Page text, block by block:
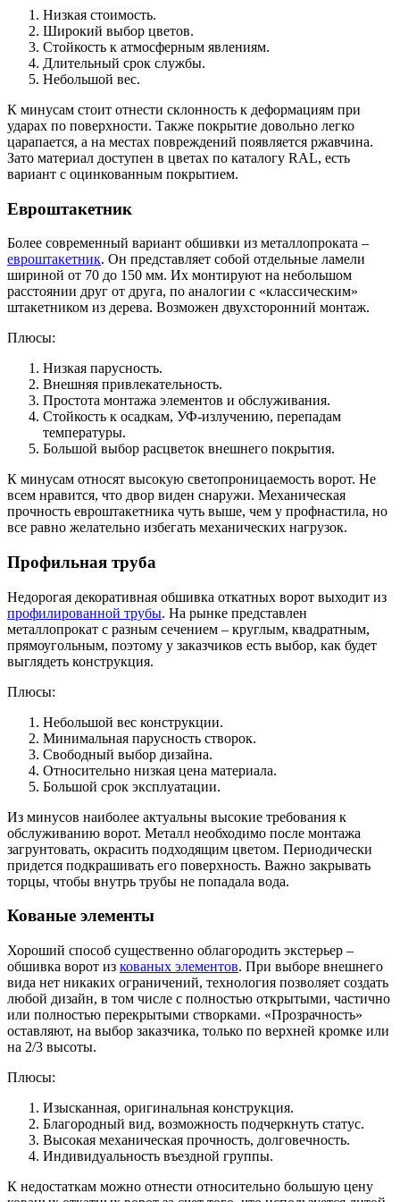
Низкая стоимость.
Широкий выбор цветов.
Стойкость к атмосферным явлениям.
Длительный срок службы.
Небольшой вес.
К минусам стоит отнести склонность к деформациям при
ударах по поверхности. Также покрытие довольно легко
царапается, а на местах повреждений появляется ржавчина.
Зато материал доступен в цветах по каталогу RAL, есть
вариант с оцинкованным покрытием.
Евроштакетник
Более современный вариант обшивки из металлопроката –
евроштакетник. Он представляет собой отдельные ламели
шириной от 70 до 150 мм. Их монтируют на небольшом
расстоянии друг от друга, по аналогии с «классическим»
штакетником из дерева. Возможен двухсторонний монтаж.
Плюсы:
Низкая парусность.
Внешняя привлекательность.
Простота монтажа элементов и обслуживания.
Стойкость к осадкам, УФ-излучению, перепадам
температуры.
Большой выбор расцветок внешнего покрытия.
К минусам относят высокую светопроницаемость ворот. Не
всем нравится, что двор виден снаружи. Механическая
прочность евроштакетника чуть выше, чем у профнастила, но
все равно желательно избегать механических нагрузок.
Профильная труба
Недорогая декоративная обшивка откатных ворот выходит из
профилированной трубы. На рынке представлен
металлопрокат с разным сечением – круглым, квадратным,
прямоугольным, поэтому у заказчиков есть выбор, как будет
выглядеть конструкция.
Плюсы:
Небольшой вес конструкции.
Минимальная парусность створок.
Свободный выбор дизайна.
Относительно низкая цена материала.
Большой срок эксплуатации.
Из минусов наиболее актуальны высокие требования к
обслуживанию ворот. Металл необходимо после монтажа
загрунтовать, окрасить подходящим цветом. Периодически
придется подкрашивать его поверхность. Важно закрывать
торцы, чтобы внутрь трубы не попадала вода.
Кованые элементы
Хороший способ существенно облагородить экстерьер –
обшивка ворот из кованых элементов. При выборе внешнего
вида нет никаких ограничений, технология позволяет создать
любой дизайн, в том числе с полностью открытыми, частично
или полностью перекрытыми створками. «Прозрачность»
оставляют, на выбор заказчика, только по верхней кромке или
на 2/3 высоты.
Плюсы:
Изысканная, оригинальная конструкция.
Благородный вид, возможность подчеркнуть статус.
Высокая механическая прочность, долговечность.
Индивидуальность въездной группы.
К недостаткам можно отнести относительно большую цену